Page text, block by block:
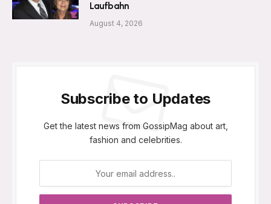
Laufbahn
August 4, 2026
Subscribe to Updates
Get the latest news from GossipMag about art,
fashion and celebrities.